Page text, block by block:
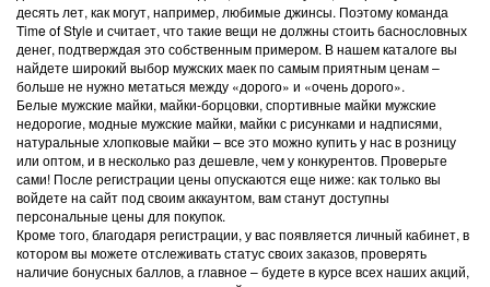
десять лет, как могут, например, любимые джинсы. Поэтому команда
Time of Style и считает, что такие вещи не должны стоить баснословных
денег, подтверждая это собственным примером. В нашем каталоге вы
найдете широкий выбор мужских маек по самым приятным ценам –
больше не нужно метаться между «дорого» и «очень дорого».
Белые мужские майки, майки-борцовки, спортивные майки мужские
недорогие, модные мужские майки, майки с рисунками и надписями,
натуральные хлопковые майки – все это можно купить у нас в розницу
или оптом, и в несколько раз дешевле, чем у конкурентов. Проверьте
сами! После регистрации цены опускаются еще ниже: как только вы
войдете на сайт под своим аккаунтом, вам станут доступны
персональные цены для покупок.
Кроме того, благодаря регистрации, у вас появляется личный кабинет, в
котором вы можете отслеживать статус своих заказов, проверять
наличие бонусных баллов, а главное – будете в курсе всех наших акций,